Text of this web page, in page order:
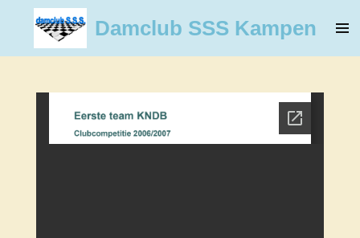
naar
hoofdinhoud
Damclub SSS Kampen